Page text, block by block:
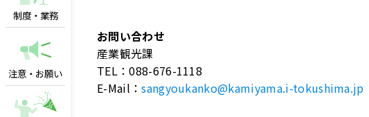
制度・業務
注意・お願い
お問い合わせ
産業観光課
TEL：088-676-1118
E-Mail：sangyoukanko@kamiyama.i-tokushima.jp